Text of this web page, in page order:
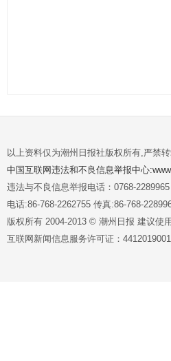
以上资料仅为潮州日报社版权所有,严禁
中国互联网违法和不良信息举报中心
违法与不良信息举报电话：0768-
电话:86-768-2262755 传真:86-768-
版权所有 2004-2013 © 潮州日报 建议使
互联网新闻信息服务许可证：